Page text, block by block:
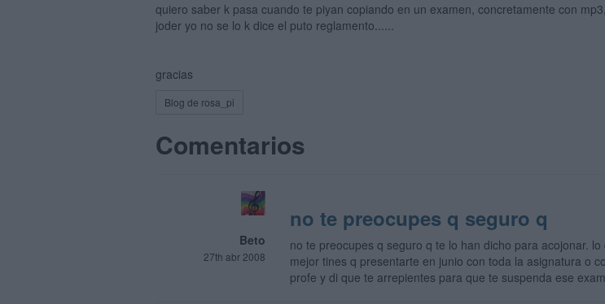
quiero saber k pasa cuando te piyan copiando en un examen, concretamente con
joder yo no se lo k dice el puto reglamento......
gracias
Blog de rosa_pi
Comentarios
Beto
27th abr 2008
no te preocupes q seguro q
no te preocupes q seguro q te lo han dicho para acojonar.
mejor tines q presentarte en junio con toda la asignatura o
profe y di que te arrepientes para que te suspenda ese